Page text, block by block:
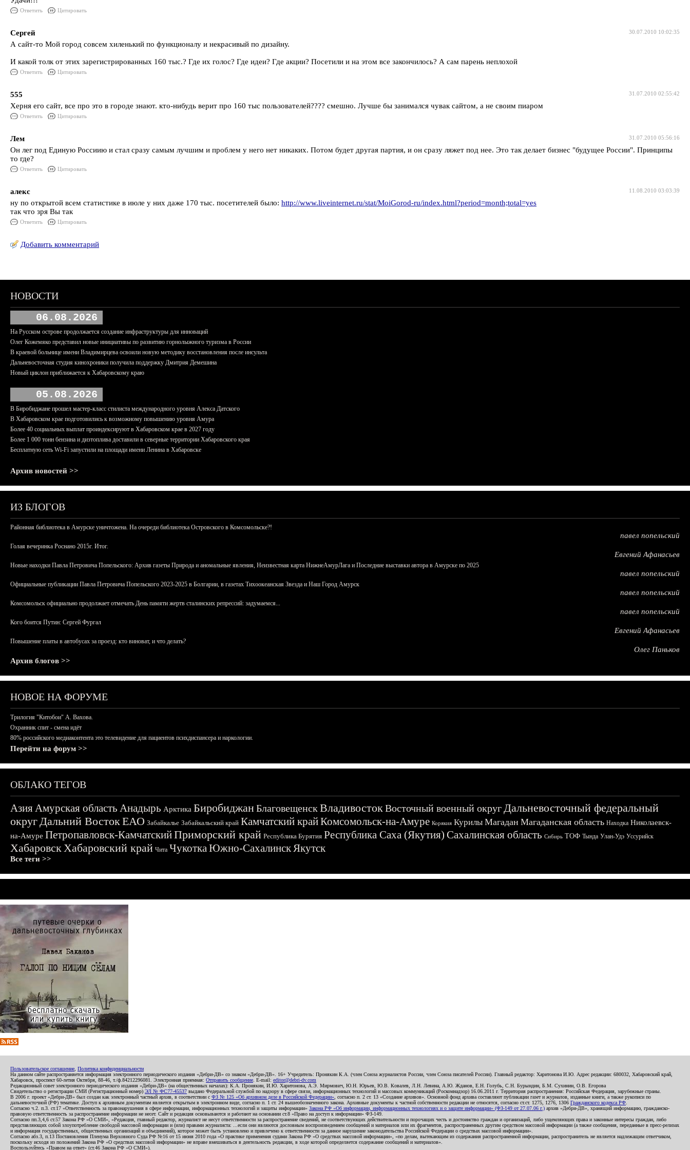
Ответить Цитировать
30.07.2010 10:02:35
Сергей
А сайт-то Мой город совсем хиленький по функционалу и некрасивый по дизайну.
И какой толк от этих зарегистрированных 160 тыс.? Где их голос? Где идеи? Где акции? Посетили и на этом все закончилось? А сам парень неплохой
Ответить Цитировать
31.07.2010 02:55:42
555
Херня его сайт, все про это в городе знают. кто-нибудь верит про 160 тыс пользователей???? смешно. Лучше бы занимался чувак сайтом, а не своим пиаром
Ответить Цитировать
31.07.2010 05:56:16
Лем
Он лег под Единую Россиию и стал сразу самым лучшим и проблем у него нет никаких. Потом будет другая партия, и он сразу ляжет под нее. Это так делает бизнес "будущее России". Принципы
то где?
Ответить Цитировать
11.08.2010 03:03:39
алекс
ну по открытой всем статистике в июле у них даже 170 тыс. посетителей было: http://www.liveinternet.ru/stat/MoiGorod-ru/index.html?period=month;total=yes
так что зря Вы так
Ответить Цитировать
Добавить комментарий
НОВОСТИ
06.08.2026
На Русском острове продолжается создание инфраструктуры для инноваций
Олег Кожемяко представил новые инициативы по развитию горнолыжного туризма в России
В краевой больнице имени Владимирцева освоили новую методику восстановления после инсульта
Дальневосточная студия кинохроники получила поддержку Дмитрия Демешина
Новый циклон приближается к Хабаровскому краю
05.08.2026
В Биробиджане прошел мастер-класс стилиста международного уровня Алекса Датского
В Хабаровском крае подготовились к возможному повышению уровня Амура
Более 40 социальных выплат проиндексируют в Хабаровском крае в 2027 году
Более 1 000 тонн бензина и дизтоплива доставили в северные территории Хабаровского края
Бесплатную сеть Wi-Fi запустили на площади имени Ленина в Хабаровске
Архив новостей >>
ИЗ БЛОГОВ
Районная библиотека в Амурске уничтожена. На очереди библиотека Островского в Комсомольске?!
павел попельский
Голая вечеринка Роснано 2015г. Итог.
Евгений Афанасьев
Новые находки Павла Петровича Попельского: Архив газеты Природа и аномальные явления, Неизвестная карта НижнеАмурЛага и Последние выставки автора в Амурске по 2025
павел попельский
Официальные публикации Павла Петровича Попельского 2023-2025 в Болгарии, в газетах Тихоокеанская Звезда и Наш Город Амурск
павел попельский
Комсомольск официально продолжает отмечать День памяти жертв сталинских репрессий: задумаемся...
павел попельский
Кого боится Путин: Сергей Фургал
Евгений Афанасьев
Повышение платы в автобусах за проезд: кто виноват, и что делать?
Олег Паньков
Архив блогов >>
НОВОЕ НА ФОРУМЕ
Трилогия "Китобои" А. Вахова.
Охранник спит - смена идёт
80% российского медиаконтента это телевидение для пациентов психдиспансера и наркологии.
Перейти на форум >>
ОБЛАКО ТЕГОВ
АзияАмурская область Анадырь Арктика БиробиджанБлаговещенскВладивостокВосточный военный округДальневосточный федеральный
округДальний ВостокЕАО Забайкалье Забайкальский край Камчатский крайКомсомольск-на-Амуре Корякия Курилы Магадан Магаданская область Находка Николаевск-
на-Амуре Петропавловск-КамчатскийПриморский край Республика Бурятия Республика Саха (Якутия) Сахалинская область Сибирь ТОФ Тында Улан-Удэ Уссурийск
ХабаровскХабаровский край Чита ЧукоткаЮжно-СахалинскЯкутск
Все теги >>
Пользовательское соглашение Политика конфиденциальности
На данном сайте распространяется информация электронного периодического издания «Дебри-ДВ» со знаком «Дебри-ДВ». 16+ Учредитель: Пронякин К.А. (член Союза журналистов России, член Союза писателей России). Главный редактор: Харитонова И.Ю. Адрес редакции: 680032, Хабаровский край,
Хабаровск, проспект 60-летия Октября, 88-46, т./ф.84212296081. Электронная приемная: Отправить сообщение . E-mail: editor@debri-dv.com
Редакционный совет электронного периодического издания «Дебри-ДВ» (на общественных началах): К.А. Пронякин, И.Ю. Харитонова, А.Э. Мирмович, Ю.Н. Юрьев, Ю.В. Ковалев, Л.Н. Левина, А.Ю. Жданов, Е.Н. Голубь, С.Н. Бурындин, Б.М. Сухинин, О.В. Егорова
Свидетельство о регистрации СМИ (Регистрационный номер) ЭЛ № ФС77-45537 выдано Федеральной службой по надзору в сфере связи, информационных технологий и массовых коммуникаций (Роскомнадзор) 16.06.2011 г. Территория распространения: Российская Федерация, зарубежные страны.
В 2006 г. проект «Дебри-ДВ» был создан как электронный частный архив, в соответствии с ФЗ № 125 «Об архивном деле в Российской Федерации» , согласно п. 2 ст. 13 «Создание архивов». Основной фонд архива составляют публикации газет и журналов, изданные книги, а также рукописи по
дальневосточной (РФ) тематике. Доступ к архивным документам является открытым в электронном виде, согласно п. 1 ст. 24 вышеобозначенного закона. Архивные документы к частной собственности редакции не относятся, согласно ст.ст. 1275, 1276, 1306 Гражданского кодекса РФ
Согласно ч.2. п.3. ст.17 «Ответственность за правонарушения в сфере информации, информационных технологий и защиты информации» Закона РФ «Об информации, информационных технологиях и о защите информации» (ФЗ-149 от 27.07.06 г.) архив «Дебри-ДВ», хранящий информацию, гражданско-
правовую ответственность за распространение информации не несет. Сайт и редакция основываются и работают на основании ст.8 «Право на доступ к информации» ФЗ-149.
Согласно пп.3,4,6 ст.57 Закона РФ «О СМИ», «Редакция, главный редактор, журналист не несут ответственности за распространение сведений, не соответствующих действительности и порочащих честь и достоинство граждан и организаций, либо ущемляющих права и законные интересы граждан, либо
представляющих собой злоупотребление свободой массовой информации и (или) правами журналиста: ...если они являются дословным воспроизведением сообщений и материалов или их фрагментов, распространенных другим средством массовой информации (а также сообщения, переданные в пресс-релизах
и информация государственных, общественных организаций и объединений), которое может быть установлено и привлечено к ответственности за данное нарушение законодательства Российской Федерации о средствах массовой информации».
Согласно абз.3, п.13 Постановления Пленума Верховного Суда РФ №16 от 15 июня 2010 года «О практике применения судами Закона РФ «О средствах массовой информации», «по делам, вытекающим из содержания распространенной информации, распространитель не является надлежащим ответчиком,
поскольку исходя из положений Закона РФ «О средствах массовой информации» не вправе вмешиваться в деятельность редакции, в ходе которой определяется содержание сообщений и материалов».
Воспользуйтесь «Правом на ответ» (ст.46 Закона РФ «О СМИ»).